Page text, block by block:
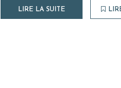
LIRE LA SUITE